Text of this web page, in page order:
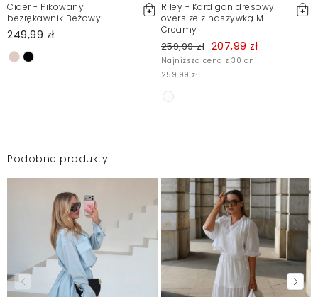
Cider - Pikowany
bezrękawnik Beżowy
249,99 zł
Riley - Kardigan dresowy
oversize z naszywką M
Creamy
259,99 zł 207,99 zł
Najniższa cena z 30 dni
259,99 zł
Podobne produkty: